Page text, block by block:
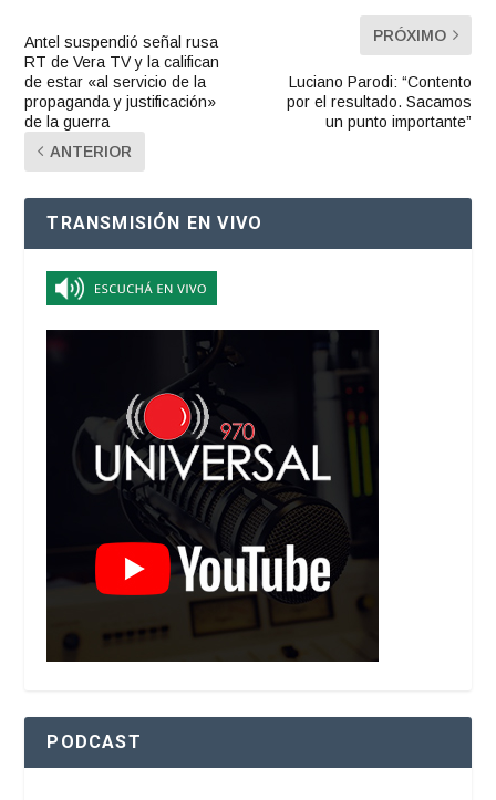
Antel suspendió señal rusa
RT de Vera TV y la califican
de estar «al servicio de la
propaganda y justificación»
de la guerra
ANTERIOR
PRÓXIMO
Luciano Parodi: “Contento
por el resultado. Sacamos
un punto importante”
TRANSMISIÓN EN VIVO
PODCAST